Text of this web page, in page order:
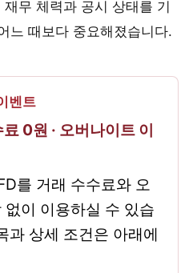
무 체력과 공시 상태를 기
느 때보다 중요해졌습니다.
벤트
0원 · 오버나이트 이
를 거래 수수료와 오
이 이용하실 수 있습
과 상세 조건은 아래에